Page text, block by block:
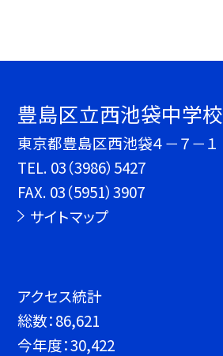
豊島区立西池袋中学校
東京都豊島区西池袋４－７－１
TEL. 03（3986）5427
FAX. 03（5951）3907
サイトマップ
アクセス統計
総数：86,621
今年度：30,422